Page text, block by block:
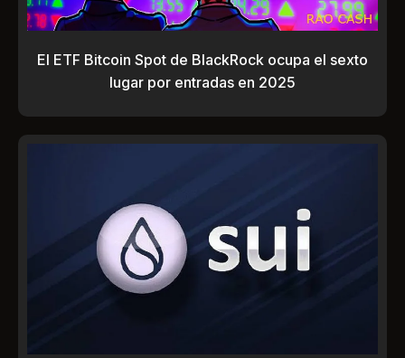
El ETF Bitcoin Spot de BlackRock ocupa el sexto
lugar por entradas en 2025